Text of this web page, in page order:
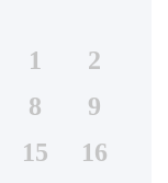
1
2
8
9
15
16